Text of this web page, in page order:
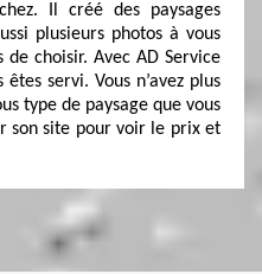
Il créé des paysages
plusieurs photos à vous
de choisir. Avec AD Service
servi. Vous n’avez plus
type de paysage que vous
son site pour voir le prix et